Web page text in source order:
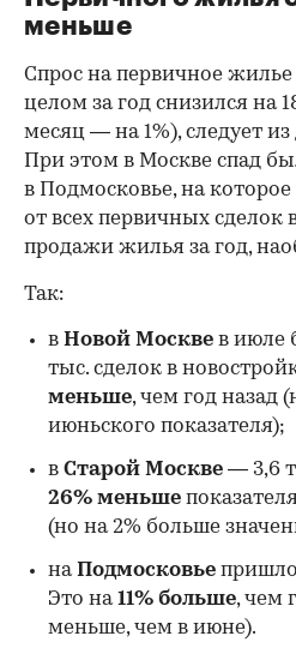
меньше
Спрос на первичное
целом за год снизился на
месяц — на 1%), следует
При этом в Москве спад
в Подмосковье, на
от всех первичных сделок
продажи жилья за год,
00:00 / 00:00
Так:
в Новой Москве в июле
тыс. сделок в
меньше, чем год назад
июньского показателя);
в Старой Москве — 3,6
26% меньше
(но на 2% больше
наПодмосковье
Это на11% больше, чем
меньше, чем в июне).